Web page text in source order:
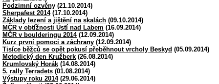
Podzimní ozvěny (21.10.2014)
Sherpafest 2014(17.10.2014)
Základy lezení a jištění na skalách (09.10.2014)
MČR v obtížnosti Ústí nad Labem (16.09.2014)
MČR v boulderingu 2014(12.09.2014)
Kurz první pomoci a záchrany (12.09.2014)
Tisíce běžců se opět pokusí přeběhnout vrcholy Beskyd (05.09.2014)
Metodický den Kružberk (26.08.2014)
Krumlovský Horák (14.08.2014)
5. rally Terradets (01.08.2014)
Výstupy roku 2014(29.06.2014)